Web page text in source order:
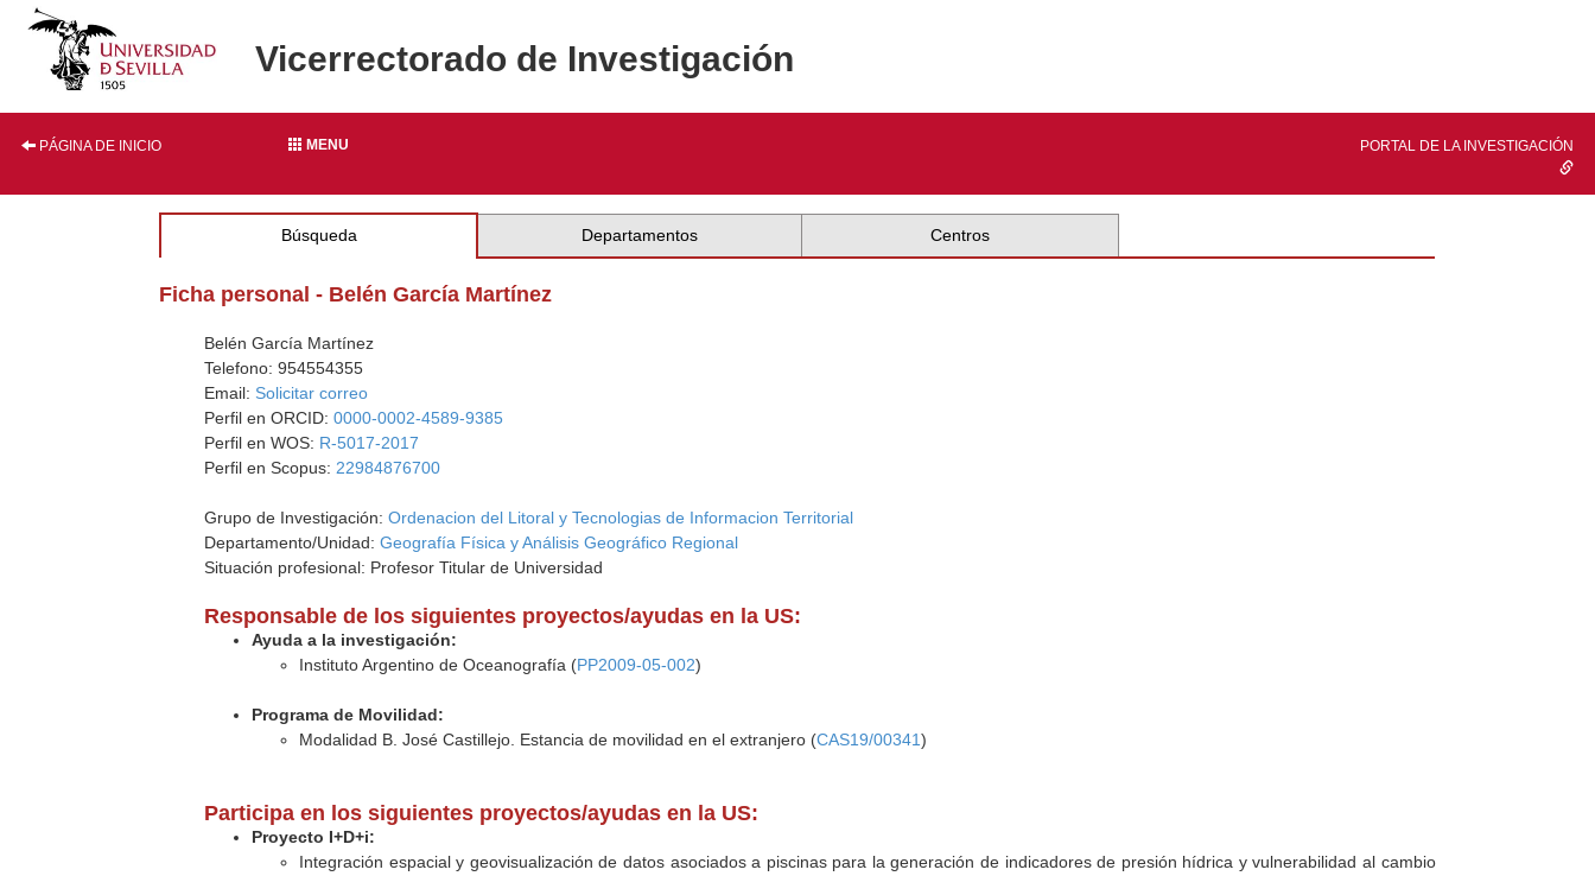
Vicerrectorado de Investigación
PÁGINA DE INICIO MENU PORTAL DE LA INVESTIGACIÓN
Búsqueda Departamentos Centros
Ficha personal - Belén García Martínez
Belén García Martínez
Telefono: 954554355
Email: Solicitar correo
Perfil en ORCID:0000-0002-4589-9385
Perfil en WOS: R-5017-2017
Perfil en Scopus: 22984876700
Grupo de Investigación:Ordenacion del Litoral y Tecnologias de Informacion Territorial
Departamento/Unidad:Geografía Física y Análisis Geográfico Regional
Situación profesional: Profesor Titular de Universidad
Responsable de los siguientes proyectos/ayudas en la US:
Ayuda a la investigación:
Instituto Argentino de Oceanografía (PP2009-05-002)
Programa de Movilidad:
Modalidad B. José Castillejo. Estancia de movilidad en el extranjero (CAS19/00341)
Participa en los siguientes proyectos/ayudas en la US:
Proyecto I+D+i:
Integración espacial y geovisualización de datos asociados a piscinas para la generación de indicadores de presión hídrica y vulnerabilidad al cambio